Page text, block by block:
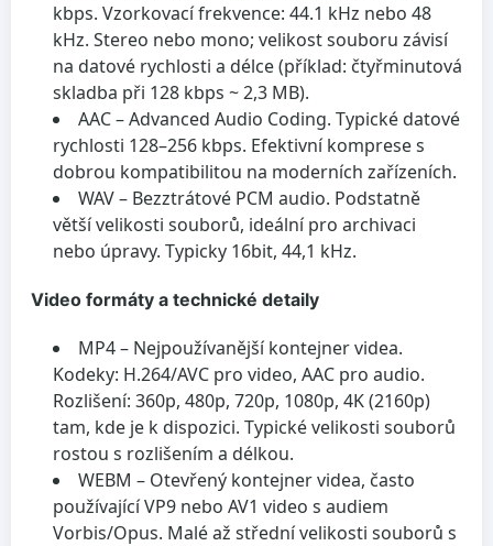
kbps. Vzorkovací frekvence: 44.1 kHz nebo 48
kHz. Stereo nebo mono; velikost souboru závisí
na datové rychlosti a délce (příklad: čtyřminutová
skladba při 128 kbps ~ 2,3 MB).
AAC– Advanced Audio Coding. Typické datové
rychlosti 128–256 kbps. Efektivní komprese s
dobrou kompatibilitou na moderních zařízeních.
WAV– Bezztrátové PCM audio. Podstatně
větší velikosti souborů, ideální pro archivaci
nebo úpravy. Typicky 16bit, 44,1 kHz.
Video formáty a technické detaily
MP4– Nejpoužívanější kontejner videa.
Kodeky: H.264/AVC pro video, AAC pro audio.
Rozlišení: 360p, 480p, 720p, 1080p, 4K (2160p)
tam, kde je k dispozici. Typické velikosti souborů
rostou s rozlišením a délkou.
WEBM – Otevřený kontejner videa, často
používající VP9 nebo AV1 video s audiem
Vorbis/Opus. Malé až střední velikosti souborů s